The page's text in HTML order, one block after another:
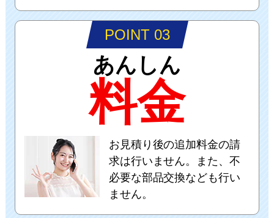
POINT 03
あんしん
料金
お見積り後の追加料金の請
求は行いません。また、不
必要な部品交換なども行い
ません。